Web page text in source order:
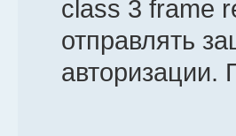
class 3 frame
отправлять
авторизации.